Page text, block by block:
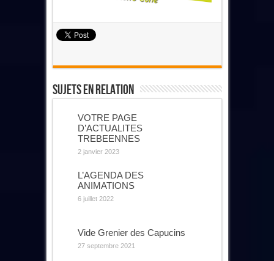
Sujets En Relation
VOTRE PAGE
D’ACTUALITES
TREBEENNES
2 janvier 2023
L’AGENDA DES
ANIMATIONS
6 juillet 2022
Vide Grenier des Capucins
27 septembre 2021